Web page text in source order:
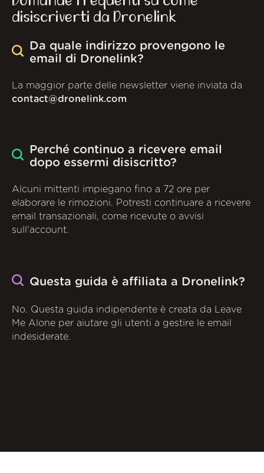
disiscriverti da Dronelink
Da quale indirizzo provengono le
email di Dronelink?
La maggior parte delle newsletter viene inviata da
contact@dronelink.com
Perché continuo a ricevere email
dopo essermi disiscritto?
Alcuni mittenti impiegano fino a 72 ore per
elaborare le rimozioni. Potresti continuare a ricevere
email transazionali, come ricevute o avvisi
sull'account.
Questa guida è affiliata a Dronelink?
No. Questa guida indipendente è creata da Leave
Me Alone per aiutare gli utenti a gestire le email
indesiderate.